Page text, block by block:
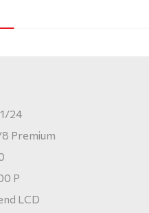
24
Premium
P
LCD